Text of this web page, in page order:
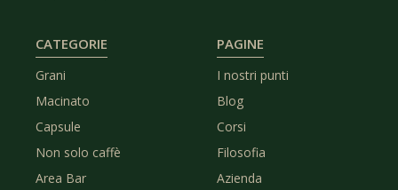
CATEGORIE
Grani
Macinato
Capsule
Non solo caffè
Area Bar
PAGINE
I nostri punti
Blog
Corsi
Filosofia
Azienda